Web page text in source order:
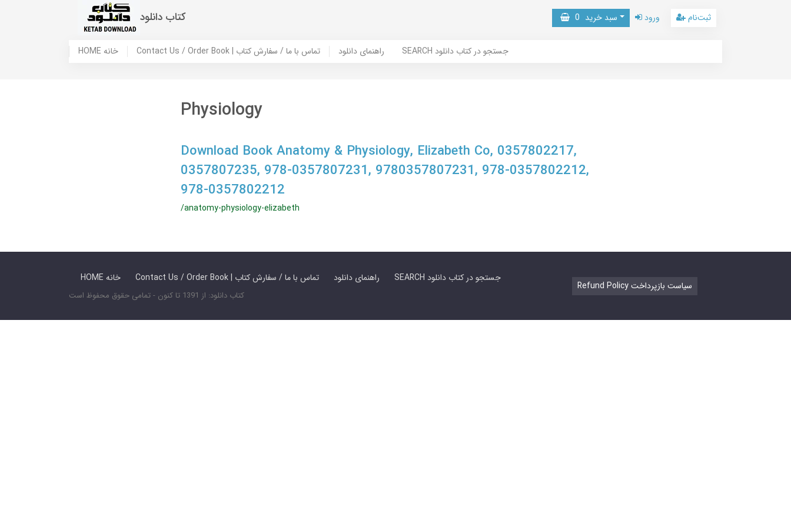
کتاب دانلود سبد خرید 0 ورود ثبت‌نام
HOME خانه Contact Us / Order Book | تماس با ما / سفارش کتاب راهنمای دانلود SEARCH جستجو در کتاب دانلود
Physiology
Download Book Anatomy & Physiology, Elizabeth Co, 0357802217,
0357807235, 978-0357807231, 9780357807231, 978-0357802212,
978-0357802212
/anatomy-physiology-elizabeth
HOME خانه Contact Us / Order Book | تماس با ما / سفارش کتاب راهنمای دانلود SEARCH جستجو در کتاب دانلود
کتاب دانلود: از 1391 تا کنون - تمامی حقوق محفوظ است
Refund Policy سیاست بازپرداخت